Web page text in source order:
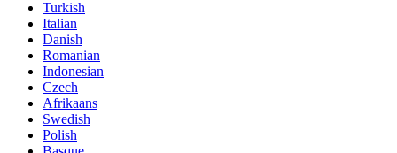
Turkish
Italian
Danish
Romanian
Indonesian
Czech
Afrikaans
Swedish
Polish